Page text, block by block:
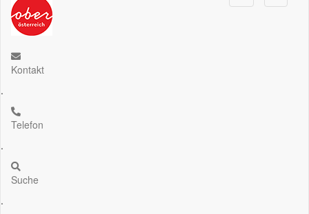
Kontakt
.
Telefon
.
Suche
.